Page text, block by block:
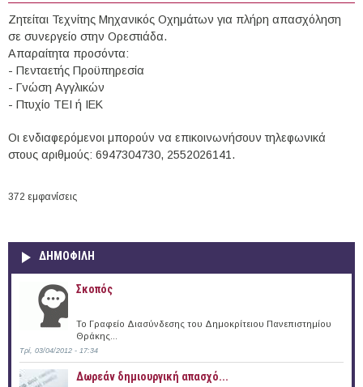
Ζητείται Τεχνίτης Μηχανικός Οχημάτων για πλήρη απασχόληση
σε συνεργείο στην Ορεστιάδα.
Απαραίτητα προσόντα:
- Πενταετής Προϋπηρεσία
- Γνώση Αγγλικών
- Πτυχίο ΤΕΙ ή ΙΕΚ
Οι ενδιαφερόμενοι μπορούν να επικοινωνήσουν τηλεφωνικά
στους αριθμούς: 6947304730, 2552026141.
372 εμφανίσεις
ΔΗΜΟΦΙΛΗ
Σκοπός
Το Γραφείο Διασύνδεσης του Δημοκρίτειου Πανεπιστημίου
Θράκης...
Τρί, 03/04/2012 - 17:34
Δωρεάν δημιουργική απασχό...